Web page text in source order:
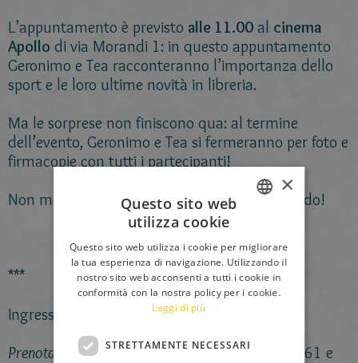
L’appuntamento è previsto alle 11.00 al cinema
Apollo di via Morandi 1: in questo appuntamento
Geronimo e Tea racconteranno l’importanza dello
sport e le loro ultime novità in libreria.
Ma le sorprese non finiscono qua: al termine
dell’evento, Geronimo e Tea si fermeranno per foto e
firmacopie con tutti i partecipanti!
Non mancare per nessun formaggino al mondo!
***
Ingresso libero fino a esaurimento posti.
Prenotazione consigliataal numero 0522/590261 e
ITALIAN
ENGLISH
FRENCH
×
Questo sito web
utilizza cookie
Questo sito web utilizza i cookie per migliorare
la tua esperienza di navigazione. Utilizzando il
nostro sito web acconsenti a tutti i cookie in
conformità con la nostra policy per i cookie.
Leggi di più
STRETTAMENTE NECESSARI